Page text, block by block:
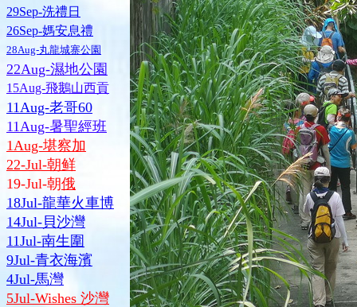
29Sep-洗禮日
26Sep-媽安息禮
28Aug-丸龍城寨公園
22Aug-濕地公園
15Aug-飛鵝山西貢
11Aug-老哥60
11Aug-暑聖經班
1Aug-堪察加
22-Jul-朝鲜
19-Jul-朝俄
18Jul-龍華火車博
14Jul-貝沙灣
11Jul-南生圍
9Jul-青衣海濱
4Jul-馬灣
5Jul-Wishes 沙灣